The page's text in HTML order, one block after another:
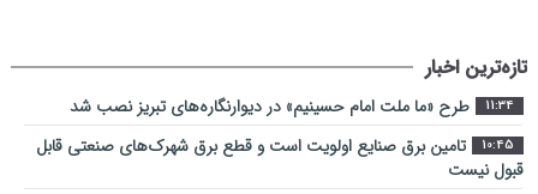
تازه‌ترین اخبار
11:34 طرح «ما ملت امام حسینیم» در دیوارنگاره‌های تبریز نصب شد
10:45
تامین برق صنایع اولویت است و قطع برق شهرک‌های صنعتی قابل
قبول نیست